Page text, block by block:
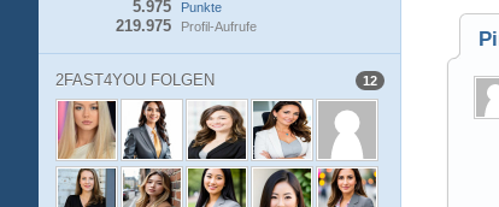
Punkte
5.975
Profil-Aufrufe
219.975
2FAST4YOU FOLGEN 12